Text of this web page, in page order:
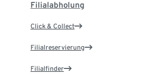
Filialabholung
Click & Collect
Filialreservierung
Filialfinder